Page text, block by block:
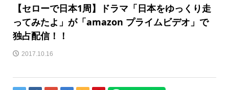
【セローで日本1周】ドラマ「日本をゆっくり走
ってみたよ」が「amazon プライムビデオ」で
独占配信！！
2017.10.16